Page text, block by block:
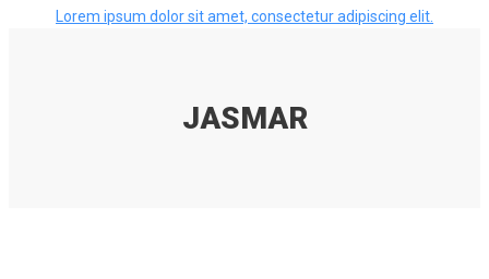
Lorem ipsum dolor sit amet, consectetur adipiscing elit.
JASMAR